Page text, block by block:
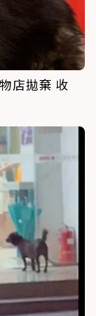
店拋棄 收